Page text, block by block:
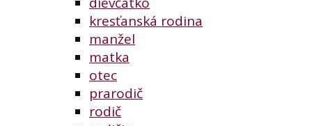
kresťanská rodina
manžel
matka
otec
prarodič
rodič